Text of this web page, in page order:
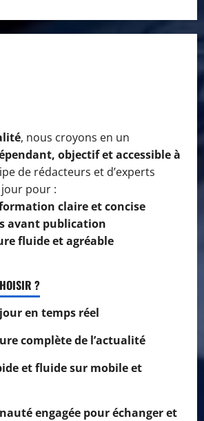
, nous croyons en un
objectif et accessible à
de rédacteurs et d’experts
pour :
claire et concise
avant publication
fluide et agréable
?
en temps réel
complète de l’actualité
et fluide sur mobile et
engagée pour échanger et